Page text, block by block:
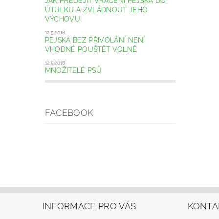
ÚTULKU A ZVLÁDNOUT JEHO
VÝCHOVU
12.5.2018
PEJSKA BEZ PŘIVOLÁNÍ NENÍ
VHODNÉ POUŠTĚT VOLNĚ
12.5.2018
MNOŽITELÉ PSŮ
FACEBOOK
INFORMACE PRO VÁS